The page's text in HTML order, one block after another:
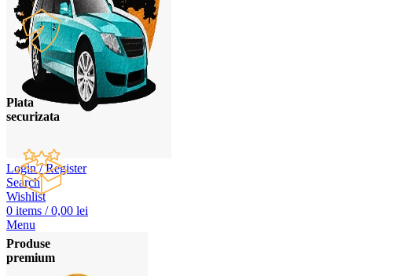
Login / Register
Search
Wishlist
0 items / 0,00 lei
Menu
Plata
securizata
Produse
premium